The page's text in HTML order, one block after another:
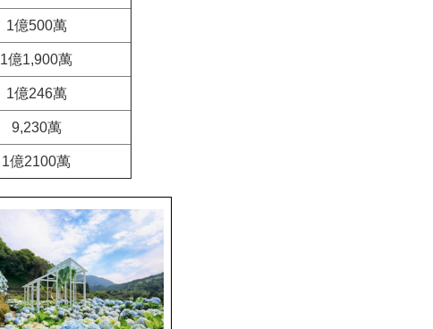
1億500萬
1億1,900萬
1億246萬
9,230萬
1億2100萬